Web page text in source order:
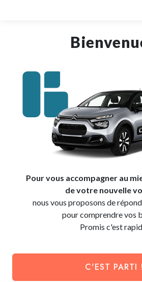
Pour vous accompagner au
de votre nouvelle
nous vous proposons de
pour comprendre vos
Promis c'est
C'EST PARTI !